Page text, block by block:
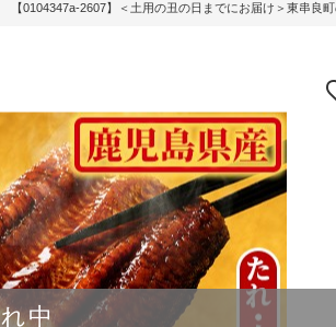
【0104347a-2607】＜土用の丑の日までにお届け＞東串
中